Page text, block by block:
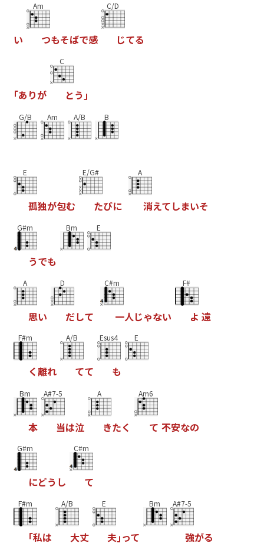
い
Am
つもそばで感
C/D
じてる
｢あ りが
C
とう ｣
G/B Am A/B B
E
孤独が包む
E/G#
たびに
A
消えてしまいそ
G#m
うでも
Bm E
A
思い
D
だして
C#m
一人じゃない
F#
よ 遠
F#m
く 離れ
A/B
てて
Esus4
も
E
Bm
本
A#7-5
当は泣
A
きたく
Am6
て 不安なの
G#m
にどう し
C#m
て
F#m
｢私は
A/B
大丈
E
夫｣って
Bm A#7-5
強がる